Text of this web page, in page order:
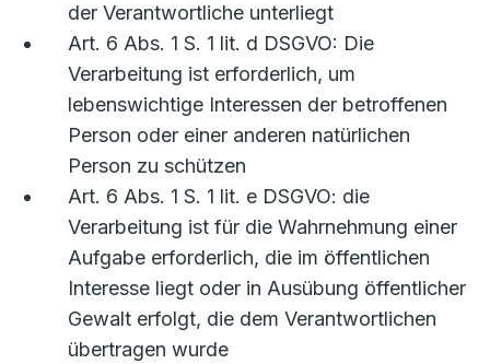
der Verantwortliche unterliegt
Art. 6 Abs. 1 S. 1 lit. d DSGVO: Die
Verarbeitung ist erforderlich, um
lebenswichtige Interessen der betroffenen
Person oder einer anderen natürlichen
Person zu schützen
Art. 6 Abs. 1 S. 1 lit. e DSGVO: die
Verarbeitung ist für die Wahrnehmung einer
Aufgabe erforderlich, die im öffentlichen
Interesse liegt oder in Ausübung öffentlicher
Gewalt erfolgt, die dem Verantwortlichen
übertragen wurde